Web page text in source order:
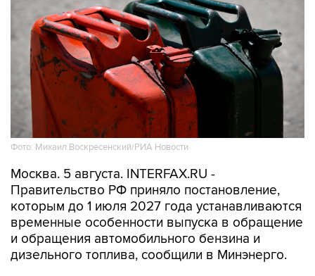
Фото: Михаил Воскресенский/РИА Новости
Москва. 5 августа. INTERFAX.RU -
Правительство РФ приняло постановление,
которым до 1 июля 2027 года устанавливаются
временные особенности выпуска в обращение
и обращения автомобильного бензина и
дизельного топлива, сообщили в Минэнерго.